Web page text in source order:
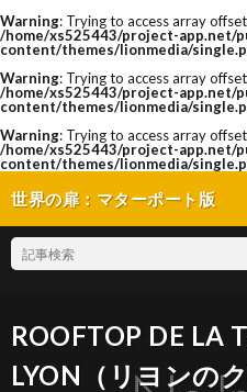
Warning: Trying to access array
/home/xs525443/project-app.net/
content/themes/lionmedia/
Warning: Trying to access array
/home/xs525443/project-app.net/
content/themes/lionmedia/
Warning: Trying to access array
/home/xs525443/project-app.net/
content/themes/lionmedia/
世界の扉：マターポート版
ROOFTOP DE LA
LYON（リヨンの